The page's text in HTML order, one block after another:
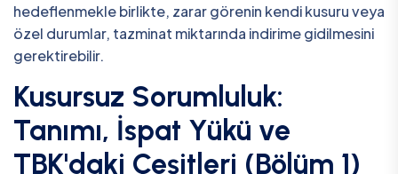
hedeflenmekle birlikte, zarar görenin kendi kusuru veya
özel durumlar, tazminat miktarında indirime gidilmesini
gerektirebilir.
Kusursuz Sorumluluk:
Tanımı, İspat Yükü ve
TBK'daki Çeşitleri (Bölüm 1)